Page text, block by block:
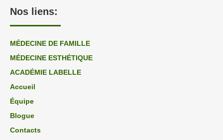
Nos liens:
MÉDECINE DE FAMILLE
MÉDECINE ESTHÉTIQUE
ACADÉMIE LABELLE
Accueil
Équipe
Blogue
Contacts